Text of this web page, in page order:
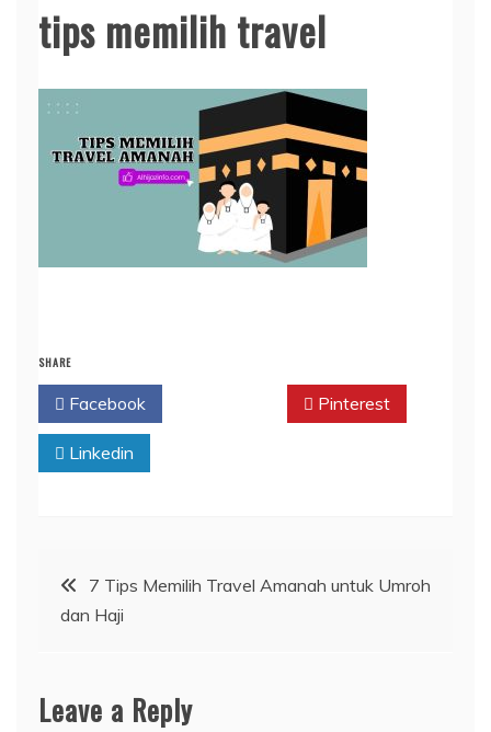
tips memilih travel
SHARE
Facebook Pinterest
Linkedin
Post
navigation
7 Tips Memilih Travel Amanah untuk Umroh
dan Haji
Leave a Reply